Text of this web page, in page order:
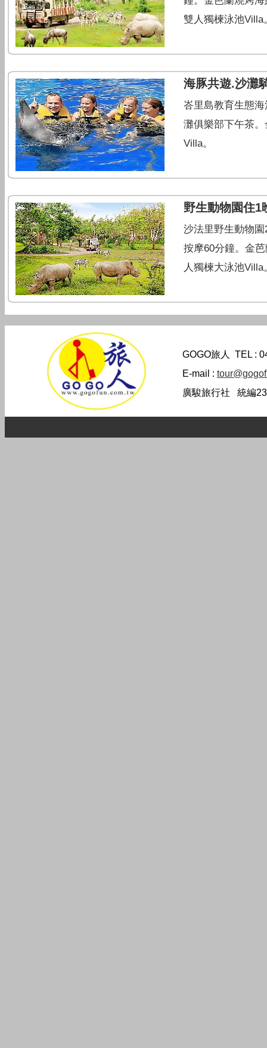
雙人獨楝泳池Villa
海豚共遊.沙灘
峇里島教育生態
灘俱樂部下午茶
Villa。
野生動物園住1
沙法里野生動物
按摩60分鐘。金
人獨楝大泳池Villa
GOGO旅人
TEL :
E-mail :
廣駿旅行社